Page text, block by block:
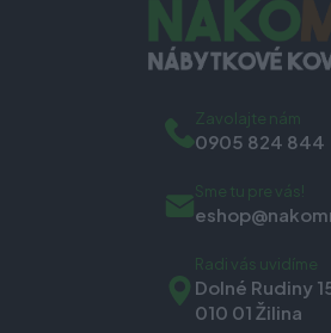
Zavolajte nám
0905 824 844
Sme tu pre vás!
Radi vás uvidíme
Dolné Rudiny
010 01 Žilina